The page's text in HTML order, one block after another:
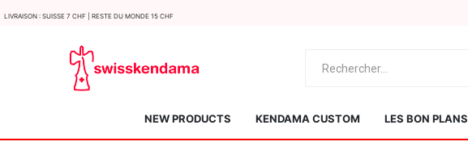
LIvraison : Suisse 7 CHF | Reste du monde 15 CHF
NEW PRODUCTS KENDAMA CUSTOM LES BON PLANS